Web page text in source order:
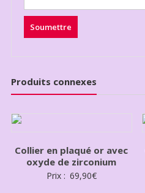
Produits connexes
Collier en plaqué or avec
oxyde de zirconium
Prix : 69,90€